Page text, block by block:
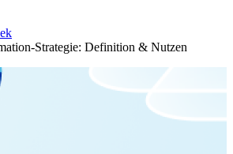
Strategie: Definition & Nutzen